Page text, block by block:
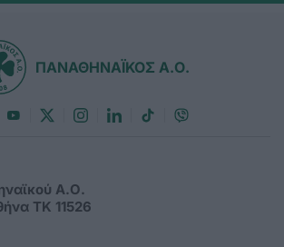
ΠΑΝΑΘΗΝΑΪΚΟΣ Α.Ο.
Α.Ο.
ΤΚ 11526